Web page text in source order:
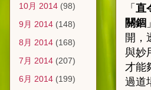
「 直
關錮
開，
與妙
才能
過道
10月 2014 (98)
9月 2014 (148)
8月 2014 (168)
7月 2014 (207)
6月 2014 (199)